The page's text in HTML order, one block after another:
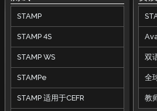
STAMP
STAMP 4S
STAMP WS
STAMPe
STAMP 适用于CEFR
双
全
教